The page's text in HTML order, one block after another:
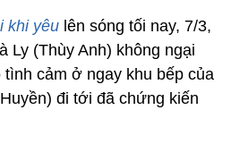
khi yêu lên sóng tối nay, 7/3,
Ly (Thùy Anh) không ngại
tình cảm ở ngay khu bếp của
đi tới đã chứng kiến